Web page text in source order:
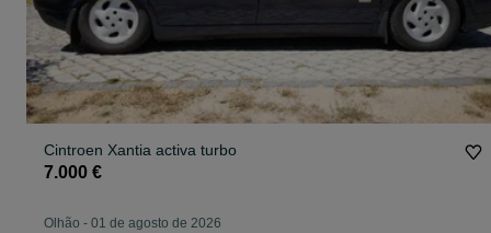
Cintroen Xantia activa turbo
7.000 €
Olhão - 01 de agosto de 2026